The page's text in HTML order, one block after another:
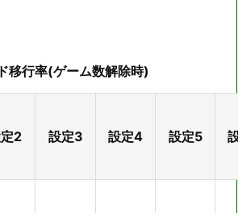
移行率(ゲーム数解除時)
2 設定3 設定4 設定5